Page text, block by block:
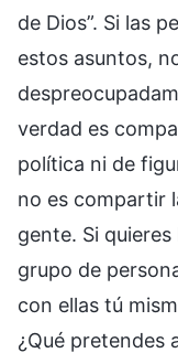
de Dios”. Si las
estos asuntos,
verdad es
política ni de
no es compartir
gente. Si
grupo de
con ellas tú
¿Qué pretendes